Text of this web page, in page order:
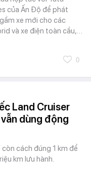
của Ấn Độ để phát
xe mới cho các
và xe điện toàn cầu,…
0
Land Cruiser
dùng động
còn cách đúng 1 km để
km lưu hành.